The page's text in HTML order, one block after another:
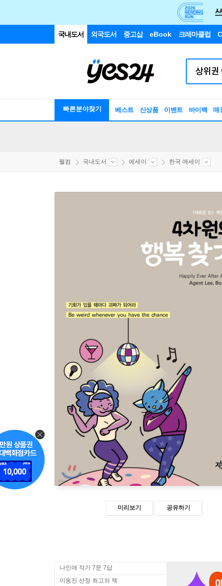
국내도서 외국도서 중고샵 eBook 크레마클럽
빠른분야찾기 베스트 신상품 이벤트 바이백 매
웰컴 국내도서 에세이 한국 에세이
미리보기 공유하기
나민애 작가 7문 7답
이동진 선정 최고의 책